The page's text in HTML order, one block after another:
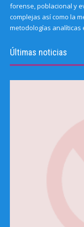
forense, poblacional y
complejas así como la
metodologías analíticas
Últimas noticias